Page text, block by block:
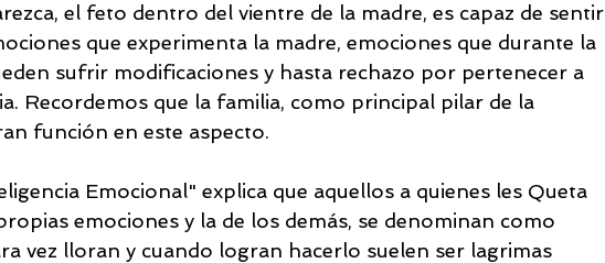
el feto dentro del vientre de la madre, es capaz de sentir
que experimenta la madre, emociones que durante la
sufrir modificaciones y hasta rechazo por pertenecer a
Recordemos que la familia, como principal pilar de la
función en este aspecto.
Emocional" explica que aquellos a quienes les Queta
emociones y la de los demás, se denominan como
vez lloran y cuando logran hacerlo suelen ser lagrimas